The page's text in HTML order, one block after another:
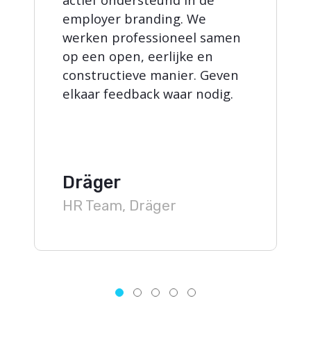
employer branding. We
werken professioneel samen
op een open, eerlijke en
constructieve manier. Geven
elkaar feedback waar nodig.
Dräger
HR Team, Dräger